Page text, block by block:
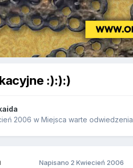
:):):)
2006 w Miejsca warte odwiedzenia
Napisano 2 Kwiecień 2006